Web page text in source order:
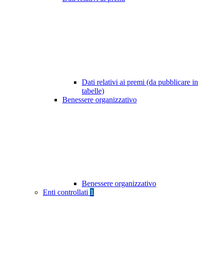
Dati relativi ai premi (da pubblicare in
tabelle)
Benessere organizzativo
Benessere organizzativo
Enti controllati 1